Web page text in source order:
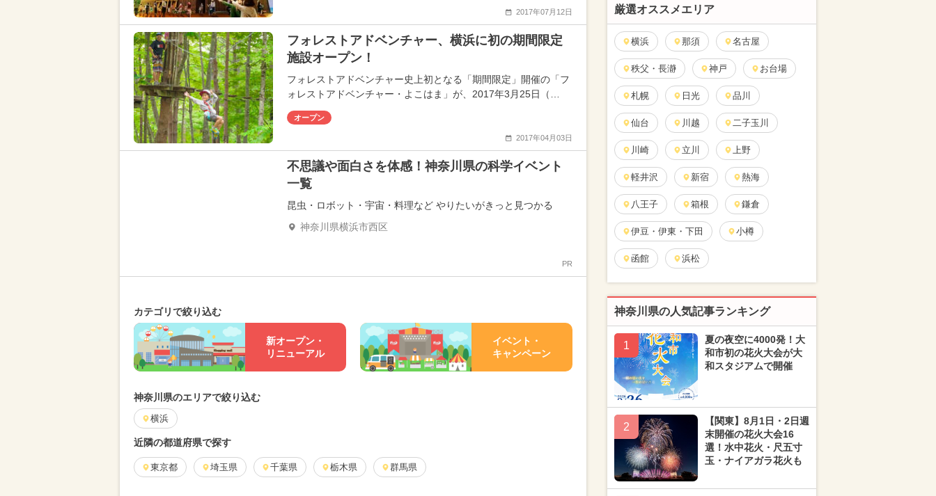
2017年07月12日
フォレストアドベンチャー、横浜に初の期間限定
施設オープン！
フォレストアドベンチャー史上初となる「期間限定」開催の「フ
ォレストアドベンチャー・よこはま」が、2017年3月25日（…
オープン
2017年04月03日
不思議や面白さを体感！神奈川県の科学イベント
一覧
昆虫・ロボット・宇宙・料理など やりたいがきっと見つかる
神奈川県横浜市西区
PR
カテゴリで絞り込む
新オープン・
リニューアル
イベント・
キャンペーン
神奈川県のエリアで絞り込む
横浜
近隣の都道府県で探す
東京都 埼玉県 千葉県 栃木県 群馬県
厳選オススメエリア
横浜 那須 名古屋
秩父・長瀞 神戸 お台場
札幌 日光 品川
仙台 川越 二子玉川
川崎 立川 上野
軽井沢 新宿 熱海
八王子 箱根 鎌倉
伊豆・伊東・下田 小樽
函館 浜松
神奈川県の人気記事ランキング
1
夏の夜空に4000発！大
和市初の花火大会が大
和スタジアムで開催
2
【関東】8月1日・2日週
末開催の花火大会16
選！水中花火・尺五寸
玉・ナイアガラ花火も